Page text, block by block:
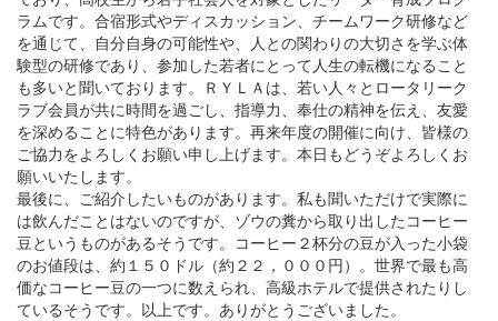
ラムです。合宿形式やディスカッション、チームワーク研修など
を通じて、自分自身の可能性や、人との関わりの大切さを学ぶ体
験型の研修であり、参加した若者にとって人生の転機になること
も多いと聞いております。ＲＹＬＡは、若い人々とロータリーク
ラブ会員が共に時間を過ごし、指導力、奉仕の精神を伝え、友愛
を深めることに特色があります。再来年度の開催に向け、皆様の
ご協力をよろしくお願い申し上げます。本日もどうぞよろしくお
願いいたします。
最後に、ご紹介したいものがあります。私も聞いただけで実際に
は飲んだことはないのですが、ゾウの糞から取り出したコーヒー
豆というものがあるそうです。コーヒー２杯分の豆が入った小袋
のお値段は、約１５０ドル（約２２，０００円）。世界で最も高
価なコーヒー豆の一つに数えられ、高級ホテルで提供されたりし
ているそうです。以上です。ありがとうございました。